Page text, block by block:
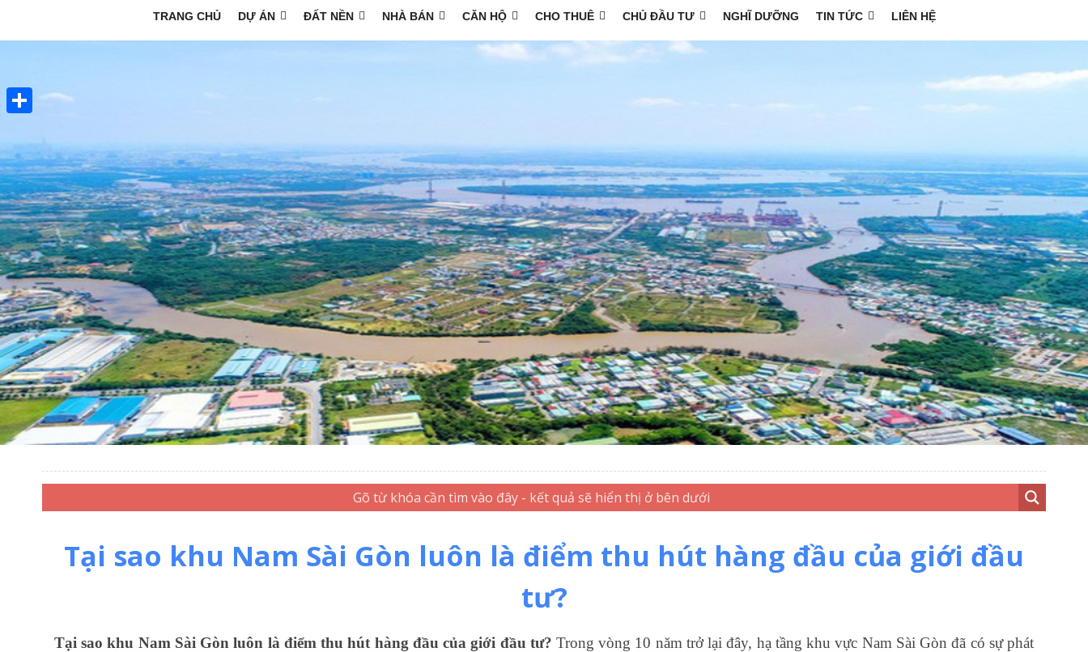
TRANG CHỦ DỰ ÁN ĐẤT NỀN NHÀ BÁN CĂN HỘ CHO THUÊ CHỦ ĐẦU TƯ NGHĨ DƯỠNG TIN TỨC LIÊN HỆ
Tại sao khu Nam Sài Gòn luôn là điểm thu hút hàng đầu của giới đầu
tư?
Tại sao khu Nam Sài Gòn luôn là điểm thu hút hàng đầu của giới đầu tư? Trong vòng 10 năm trở lại đây, hạ tầng khu vực Nam Sài Gòn đã có sự phát